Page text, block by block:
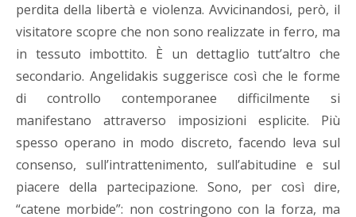
perdita della libertà e violenza. Avvicinandosi, però, il
visitatore scopre che non sono realizzate in ferro, ma
in tessuto imbottito. È un dettaglio tutt’altro che
secondario. Angelidakis suggerisce così che le forme
di controllo contemporanee difficilmente si
manifestano attraverso imposizioni esplicite. Più
spesso operano in modo discreto, facendo leva sul
consenso, sull’intrattenimento, sull’abitudine e sul
piacere della partecipazione. Sono, per così dire,
“catene morbide”: non costringono con la forza, ma